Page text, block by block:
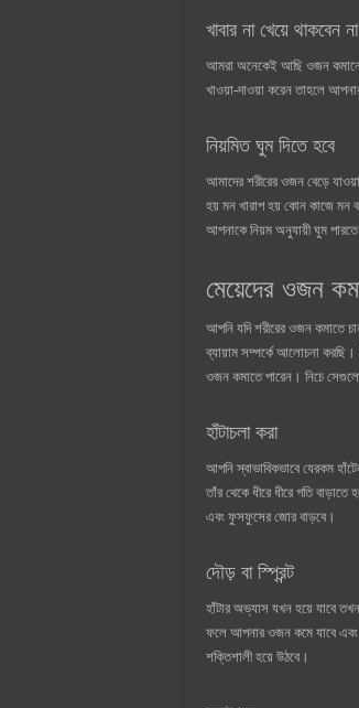
খাবার না খেয়ে থাকবেন না
আমরা অনেকেই আছি ওজন কমানোর
খাওয়া-দাওয়া করেন তাহলে
নিয়মিত ঘুম দিতে হবে
আমাদের শরীরের ওজন বেড়ে
হয় মন খারাপ হয় কোন কাজে মন
আপনাকে নিয়ম অনুযায়ী ঘুম
মেয়েদের ওজন
আপনি যদি শরীরের ওজন কমাতে
ব্যায়াম সম্পর্কে আলোচনা
ওজন কমাতে পারেন। নিচে
হাঁটাচলা করা
আপনি স্বাভাবিকভাবে যেরকম
তাঁর থেকে ধীরে ধীরে গতি
এবং ফুসফুসের জোর বাড়বে।
দৌড় বা স্প্রিন্ট
হাঁটার অভ্যাস যখন হয়ে যাবে
ফলে আপনার ওজন কমে যাবে এবং
শক্তিশালী হয়ে উঠবে।